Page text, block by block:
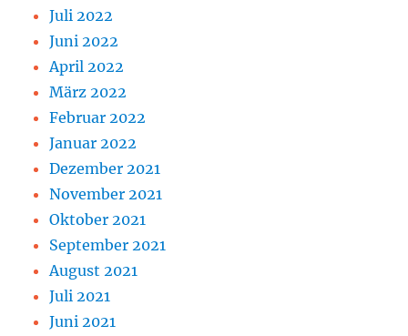
Juli 2022
Juni 2022
April 2022
März 2022
Februar 2022
Januar 2022
Dezember 2021
November 2021
Oktober 2021
September 2021
August 2021
Juli 2021
Juni 2021